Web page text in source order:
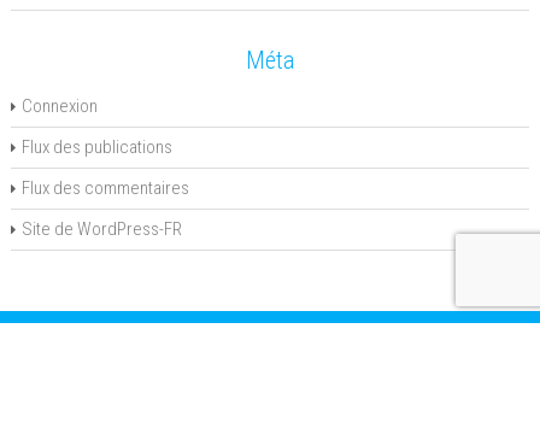
Méta
Connexion
Flux des publications
Flux des commentaires
Site de WordPress-FR